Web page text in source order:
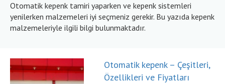
Otomatik kepenk tamiri yaparken ve kepenk sistemleri
yenilerken malzemeleri iyi seçmeniz gerekir. Bu yazıda kepenk
malzemeleriyle ilgili bilgi bulunmaktadır.
Otomatik kepenk – Çeşitleri,
Özellikleri ve Fiyatları